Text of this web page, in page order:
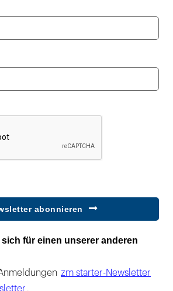
abonnieren
für einen unserer anderen
zm starter-Newsletter
.